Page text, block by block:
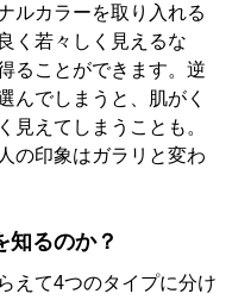
ルカラーを取り入れる
く若々しく見えるな
ることができます。逆
んでしまうと、肌がく
見えてしまうことも。
の印象はガラリと変わ
知るのか？
えて4つのタイプに分け